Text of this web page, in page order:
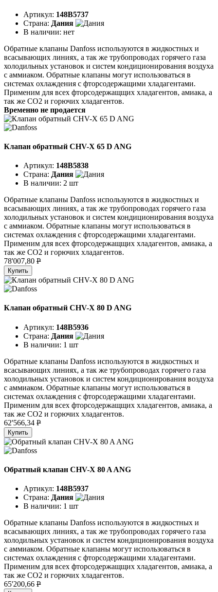
Артикул: 148B5737
Страна: Дания
В наличии: нет
Обратные клапаны Danfoss используются в жидкостных и
всасывающих линиях, а так же трубопроводах горячего газа
холодильных установок и систем кондиционирования воздуха
с аммиаком. Обратные клапаны могут использоваться в
системах охлаждения с фторсодержащими хладагентами.
Применим для всех фторсодержащщих хладагентов, амиака, а
так же CO2 и горючих хладагентов.
Временно не продается
Клапан обратный CHV-X 65 D ANG
Артикул: 148B5838
Страна: Дания
В наличии: 2 шт
Обратные клапаны Danfoss используются в жидкостных и
всасывающих линиях, а так же трубопроводах горячего газа
холодильных установок и систем кондиционирования воздуха
с аммиаком. Обратные клапаны могут использоваться в
системах охлаждения с фторсодержащими хладагентами.
Применим для всех фторсодержащщих хладагентов, амиака, а
так же CO2 и горючих хладагентов.
78'007,80 P
Купить
Клапан обратный CHV-X 80 D ANG
Артикул: 148B5936
Страна: Дания
В наличии: 1 шт
Обратные клапаны Danfoss используются в жидкостных и
всасывающих линиях, а так же трубопроводах горячего газа
холодильных установок и систем кондиционирования воздуха
с аммиаком. Обратные клапаны могут использоваться в
системах охлаждения с фторсодержащими хладагентами.
Применим для всех фторсодержащщих хладагентов, амиака, а
так же CO2 и горючих хладагентов.
62'566,34 P
Купить
Обратный клапан CHV-X 80 A ANG
Артикул: 148B5937
Страна: Дания
В наличии: 1 шт
Обратные клапаны Danfoss используются в жидкостных и
всасывающих линиях, а так же трубопроводах горячего газа
холодильных установок и систем кондиционирования воздуха
с аммиаком. Обратные клапаны могут использоваться в
системах охлаждения с фторсодержащими хладагентами.
Применим для всех фторсодержащщих хладагентов, амиака, а
так же CO2 и горючих хладагентов.
65'200,66 P